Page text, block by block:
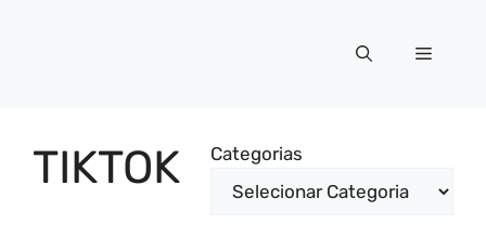
Menu
TIKTOK Categorias